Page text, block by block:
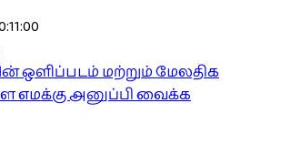
ஒளிப்படம் மற்றும் மேலதிக
எமக்கு அனுப்பி வைக்க